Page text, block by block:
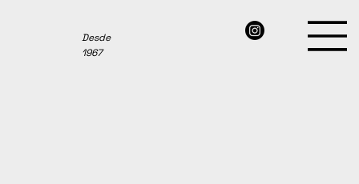
Desde
1967